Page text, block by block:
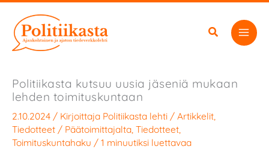
sisältöön
Politiikasta kutsuu uusia jäseniä mukaan
lehden toimituskuntaan
2.10.2024 / Kirjoittaja Politiikasta lehti / Artikkelit
Tiedotteet / Päätoimittajalta Tiedotteet
Toimituskuntahaku / 1 minuutiksi luettavaa